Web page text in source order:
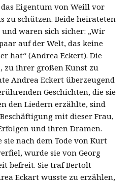
Eigentum von Weill vor
zu schützen. Beide heirateten
und waren sich sicher: „Wir
auf der Welt, das keine
hat“ (Andrea Eckert). Die
zu ihrer großen Kunst zu
Andrea Eckert überzeugend
Geschichten, die sie
den Liedern erzählte, sind
mit dieser Frau,
und ihren Dramen.
sie nach dem Tode von Kurt
wurde sie von Georg
befreit. Sie traf Bertolt
Eckart wusste zu erzählen,